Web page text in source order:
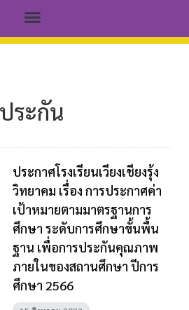
ระกัน
ประกาศโรงเรียนเวียงเชียงรุ้ง
วิทยาคม เรื่อง การประกาศค่า
เป้าหมายตามมาตรฐานการ
ศึกษา ระดับการศึกษาขั้นพื้น
ฐาน เพื่อการประกันคุณภาพ
ภายในของสถานศึกษา ปีการ
ศึกษา 2566